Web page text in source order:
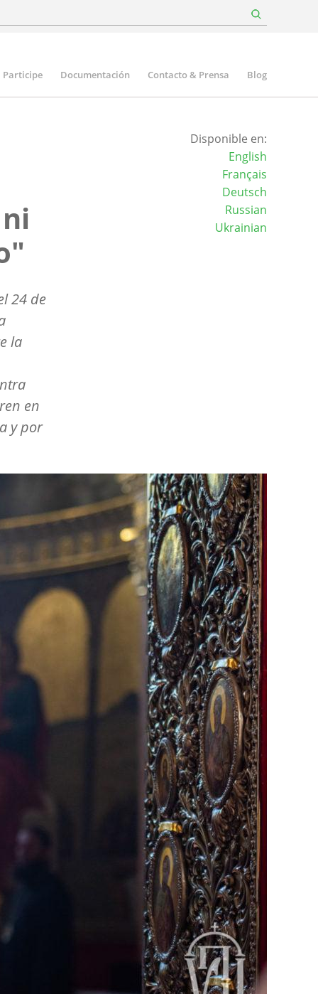
Participe Documentación Contacto & Prensa Blog
24 de
la
en
y por
Disponible en:
English
Français
Deutsch
Russian
Ukrainian